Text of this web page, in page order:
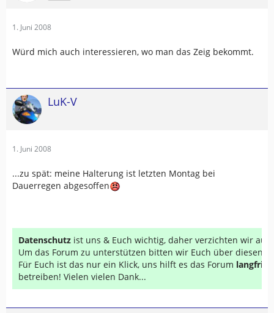
1. Juni 2008
Würd mich auch interessieren, wo man das Zeig bekommt.
LuK-V
1. Juni 2008
...zu spät: meine Halterung ist letzten Montag bei
Dauerregen abgesoffen
Datenschutz ist uns & Euch wichtig, daher verzichten wir auf
Um das Forum zu unterstützen bitten wir Euch über diesen
Für Euch ist das nur ein Klick, uns hilft es das Forum
betreiben! Vielen vielen Dank...